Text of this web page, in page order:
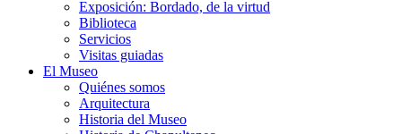
Exposición: Bordado, de la virtud
Biblioteca
Servicios
Visitas guiadas
El Museo
Quiénes somos
Arquitectura
Historia del Museo